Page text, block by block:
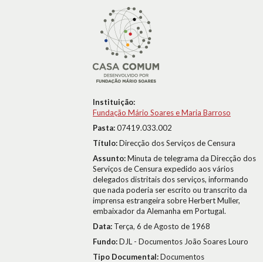
Instituição:
Fundação Mário Soares e Maria Barroso
Pasta:07419.033.002
Título:Direcção dos Serviços de Censura
Assunto:Minuta de telegrama da Direcção dos
Serviços de Censura expedido aos vários
delegados distritais dos serviços, informando
que nada poderia ser escrito ou transcrito da
imprensa estrangeira sobre Herbert Muller,
embaixador da Alemanha em Portugal.
Data: Terça, 6 de Agosto de 1968
Fundo:DJL - Documentos João Soares Louro
Tipo Documental:Documentos